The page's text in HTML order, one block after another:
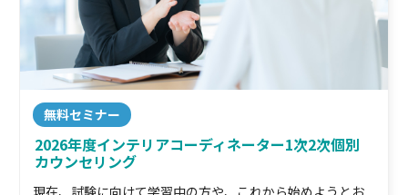
無料セミナー
2026年度インテリアコーディネーター1次2次個別
カウンセリング
現在、試験に向けて学習中の方や、これから始めようとお